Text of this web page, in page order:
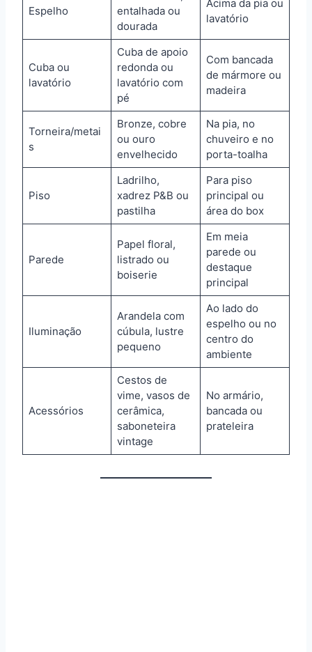
Espelho
entalhada ou
dourada
Acima da pia ou
lavatório
Cuba ou
lavatório
Cuba de apoio
redonda ou
lavatório com
pé
Com bancada
de mármore ou
madeira
Torneira/metai
s
Bronze, cobre
ou ouro
envelhecido
Na pia, no
chuveiro e no
porta-toalha
Piso
Ladrilho,
xadrez P&B ou
pastilha
Para piso
principal ou
área do box
Parede
Papel floral,
listrado ou
boiserie
Em meia
parede ou
destaque
principal
Iluminação
Arandela com
cúbula, lustre
pequeno
Ao lado do
espelho ou no
centro do
ambiente
Acessórios
Cestos de
vime, vasos de
cerâmica,
saboneteira
vintage
No armário,
bancada ou
prateleira